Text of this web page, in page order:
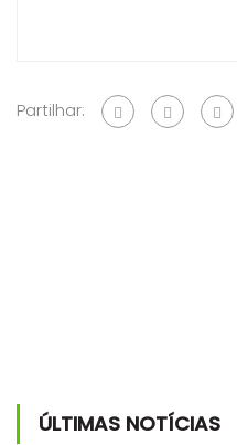
Partilhar:
ÚLTIMAS NOTÍCIAS